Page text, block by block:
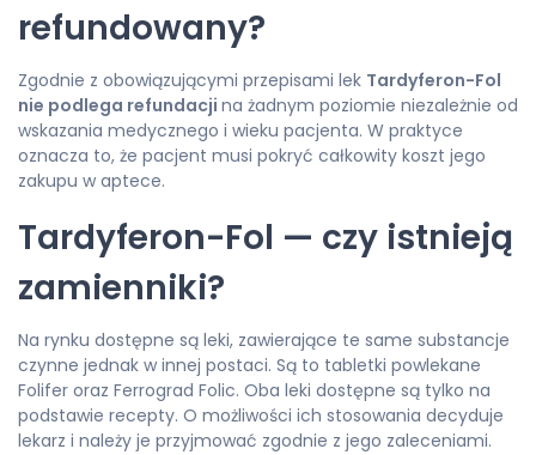
refundowany?
Zgodnie z obowiązującymi przepisami lek Tardyferon-Fol
nie podlega refundacji na żadnym poziomie niezależnie od
wskazania medycznego i wieku pacjenta. W praktyce
oznacza to, że pacjent musi pokryć całkowity koszt jego
zakupu w aptece.
Tardyferon-Fol — czy istnieją
zamienniki?
Na rynku dostępne są leki, zawierające te same substancje
czynne jednak w innej postaci. Są to tabletki powlekane
Folifer oraz Ferrograd Folic. Oba leki dostępne są tylko na
podstawie recepty. O możliwości ich stosowania decyduje
lekarz i należy je przyjmować zgodnie z jego zaleceniami.